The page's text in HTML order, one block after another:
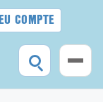
COMPTE